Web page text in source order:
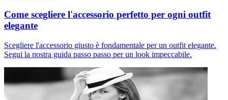
Come scegliere l'accessorio perfetto per ogni outfit
elegante
Scegliere l'accessorio giusto è fondamentale per un outfit elegante.
Segui la nostra guida passo passo per un look impeccabile.